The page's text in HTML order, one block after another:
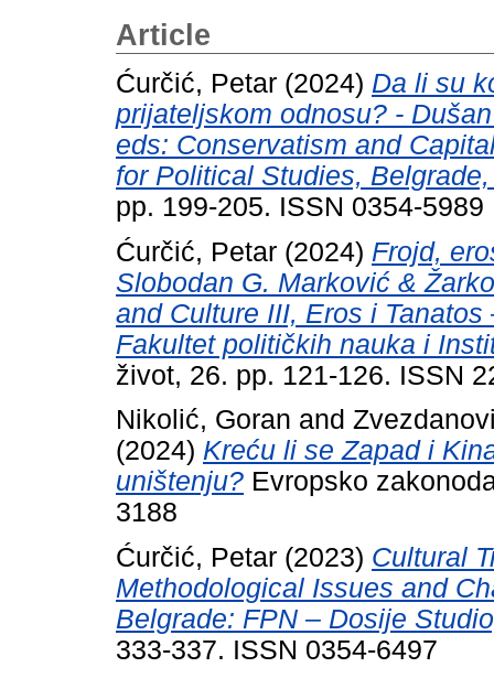
Article
Ćurčić, Petar (2024) Da li su
prijateljskom odnosu? -
eds: Conservatism and
for Political Studies,
pp. 199-205. ISSN 0354-5989
Ćurčić, Petar (2024) Frojd,
Slobodan G. Marković &
and Culture ΙΙI, Eros i
Fakultet političkih nauka i
život, 26. pp. 121-126. ISSN
Nikolić, Goran and
(2024) Kreću li se Zapad i
uništenju? Evropsko
3188
Ćurčić, Petar (2023) Cultural
Methodological Issues and
Belgrade: FPN – Dosije
333-337. ISSN 0354-6497